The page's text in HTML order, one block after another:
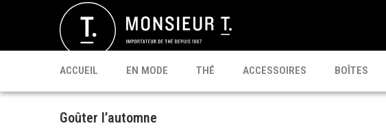
ACCUEIL EN MODE
CÉLÉBRI T.
PROMO
THÉ
PU'ERH
MATCHA
KOMBUCHA
PRÊT À BOIRE
ACCESSOIRES BOÎTES
Goûter l’automne